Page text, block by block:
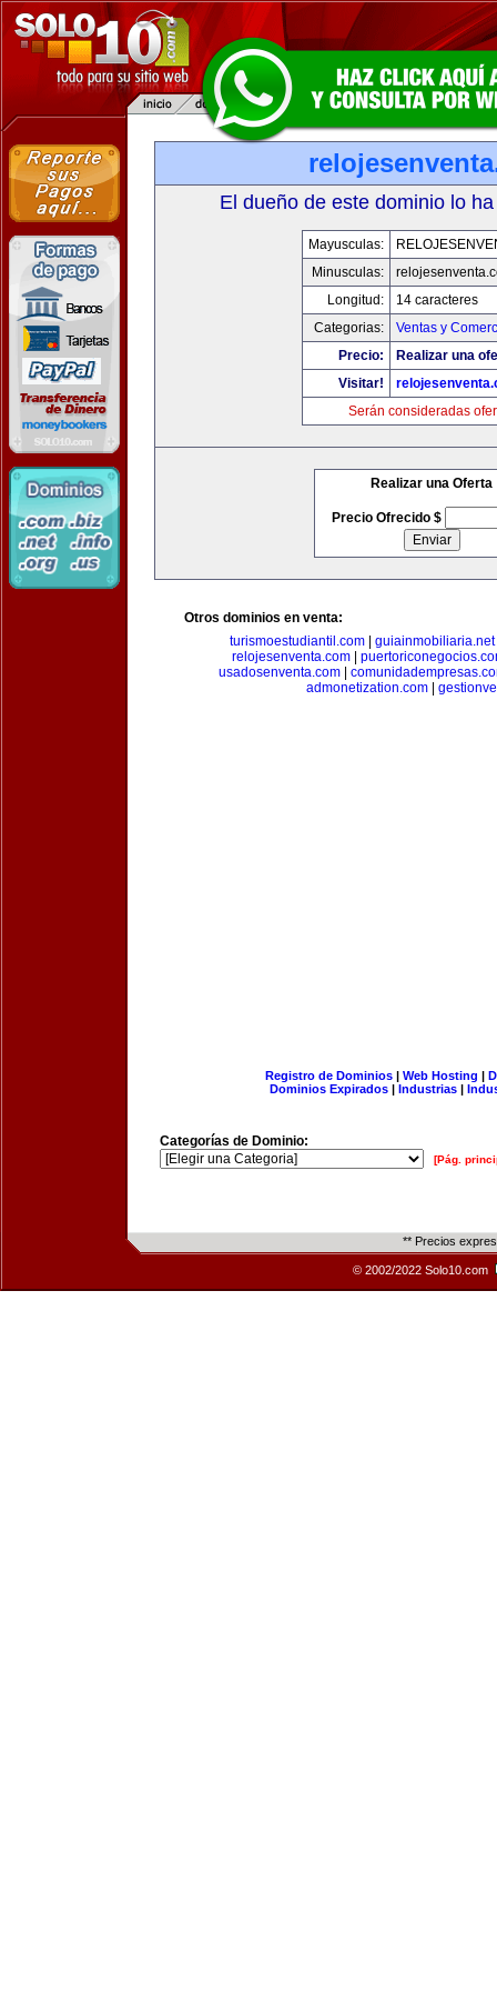
El dueño de este dominio lo
Mayusculas:
Minusculas:
Longitud:
14 caracteres
Categorias:
Ventas y
Precio:
Realizar una
Visitar!
Serán consideradas
Realizar una Oferta
Precio Ofrecido $
Otros dominios en venta:
turismoestudiantil.com| guiainmobiliaria.net
relojesenventa.com|
usadosenventa.com|
admonetization.com|
Registro de Dominios| Web Hosting |
Dominios Expirados | Industrias |
Categorías de Dominio:
[Pág.
** Precios
© 2002/2022 Solo10.com